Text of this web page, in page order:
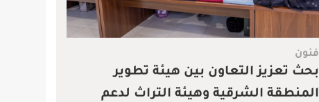
فنون
بحث تعزيز التعاون بين هيئة تطوير
المنطقة الشرقية وهيئة التراث لدعم